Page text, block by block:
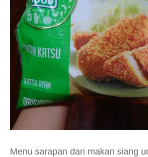
Menu sarapan dan makan siang